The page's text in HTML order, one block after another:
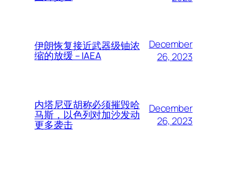
伊朗恢复接近武器级铀浓
缩的放缓 – IAEA
December
26, 2023
内塔尼亚胡称必须摧毁哈
马斯，以色列对加沙发动
更多袭击
December
26, 2023